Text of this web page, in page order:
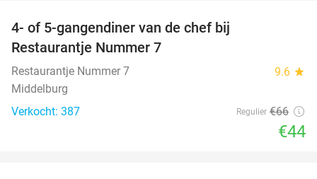
4- of 5-gangendiner van de chef bij
Restaurantje Nummer 7
Restaurantje Nummer 7 9.6 star
Middelburg
Verkocht: 387
Regulier €66
€44